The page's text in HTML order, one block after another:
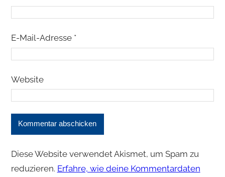
E-Mail-Adresse *
Website
Diese Website verwendet Akismet, um Spam zu
reduzieren. Erfahre, wie deine Kommentardaten